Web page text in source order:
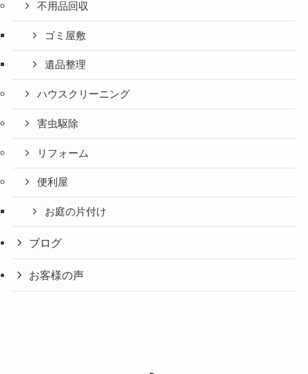
不用品回収
ゴミ屋敷
遺品整理
ハウスクリーニング
害虫駆除
リフォーム
便利屋
お庭の片付け
ブログ
お客様の声